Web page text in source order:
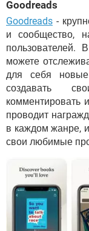
Goodreads
Goodreads -
и сообщество,
пользователей.
можете
для себя новые
создавать
комментировать
проводит
в каждом жанре, и
свои любимые